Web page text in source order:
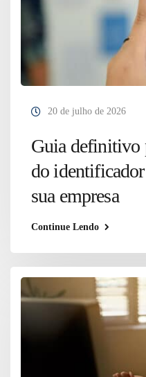
20 de julho de 2026
Guia definitivo
do identificador
sua empresa
Continue Lendo